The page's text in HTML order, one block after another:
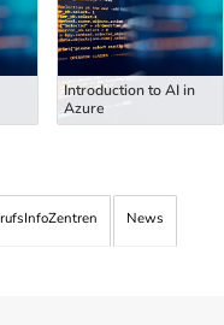
Introduction to AI in
Azure
News